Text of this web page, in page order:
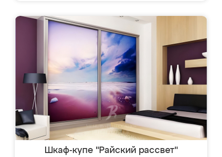
Шкаф-купе "Райский рассвет"